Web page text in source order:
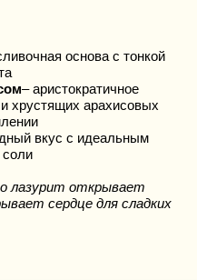
основа с тонкой
– аристократичное
хрустящих арахисовых
вкус с идеальным
лазурит открывает
сердце для сладких